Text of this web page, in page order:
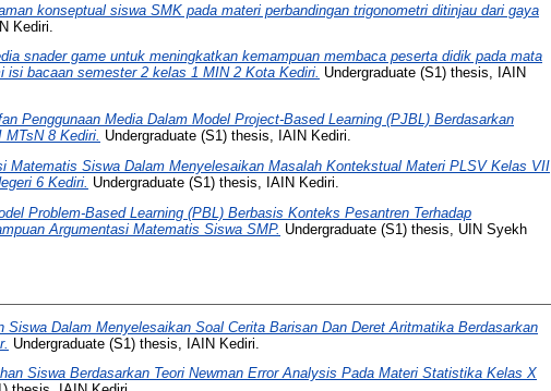
konseptual siswa SMK pada materi perbandingan trigonometri ditinjau dari gaya
Kediri.
snader game untuk meningkatkan kemampuan membaca peserta didik pada mata
isi bacaan semester 2 kelas 1 MIN 2 Kota Kediri. Undergraduate (S1) thesis, IAIN
Penggunaan Media Dalam Model Project-Based Learning (PJBL) Berdasarkan
8 Kediri. Undergraduate (S1) thesis, IAIN Kediri.
Matematis Siswa Dalam Menyelesaikan Masalah Kontekstual Materi PLSV Kelas VII
6 Kediri. Undergraduate (S1) thesis, IAIN Kediri.
Problem-Based Learning (PBL) Berbasis Konteks Pesantren Terhadap
Argumentasi Matematis Siswa SMP. Undergraduate (S1) thesis, UIN Syekh
Siswa Dalam Menyelesaikan Soal Cerita Barisan Dan Deret Aritmatika Berdasarkan
Undergraduate (S1) thesis, IAIN Kediri.
Siswa Berdasarkan Teori Newman Error Analysis Pada Materi Statistika Kelas X